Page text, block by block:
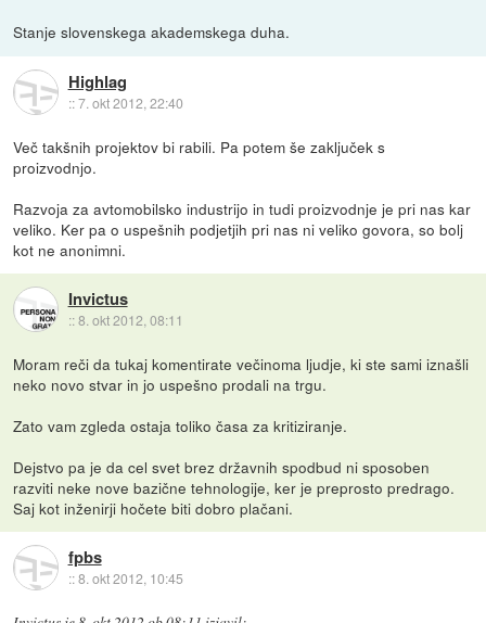
Stanje slovenskega akademskega duha.
Highlag
::7. okt 2012, 22:40
Več takšnih projektov bi rabili. Pa potem še zaključek s
proizvodnjo.
Razvoja za avtomobilsko industrijo in tudi proizvodnje je pri nas kar
veliko. Ker pa o uspešnih podjetjih pri nas ni veliko govora, so bolj
kot ne anonimni.
Invictus
::8. okt 2012, 08:11
Moram reči da tukaj komentirate večinoma ljudje, ki ste sami iznašli
neko novo stvar in jo uspešno prodali na trgu.
Zato vam zgleda ostaja toliko časa za kritiziranje.
Dejstvo pa je da cel svet brez državnih spodbud ni sposoben
razviti neke nove bazične tehnologije, ker je preprosto predrago.
Saj kot inženirji hočete biti dobro plačani.
fpbs
::8. okt 2012, 10:45